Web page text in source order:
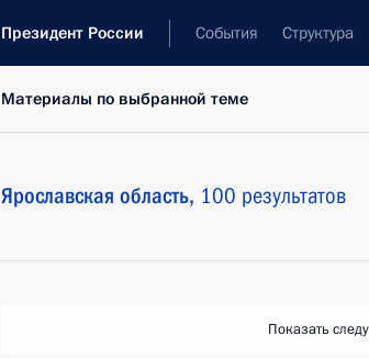
Президент России События Структура
Материалы по выбранной теме
Ярославская область, 100 результатов
Показать